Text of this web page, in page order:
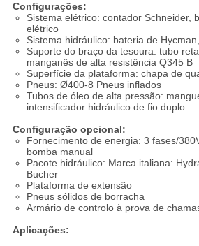
Configurações:
Sistema elétrico: contador Schneider,
elétrico
Sistema hidráulico: bateria de
Suporte do braço da tesoura: tubo
manganês de alta resistência Q345 B
Superfície da plataforma: chapa de
Pneus: Ø400-8 Pneus inflados
Tubos de óleo de alta pressão:
intensificador hidráulico de fio duplo
Configuração opcional:
Fornecimento de energia: 3 fases/
bomba manual
Pacote hidráulico: Marca italiana:
Bucher
Plataforma de extensão
Pneus sólidos de borracha
Armário de controlo à prova de
Aplicações: